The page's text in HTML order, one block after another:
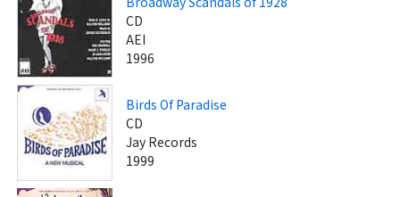
CD
AEI
1996
Birds Of Paradise
CD
Jay Records
1999